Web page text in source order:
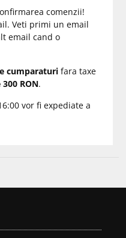
comenzii!
Veti primi un email
email cand o
cumparaturifara taxe
300 RON.
vor fi expediate a